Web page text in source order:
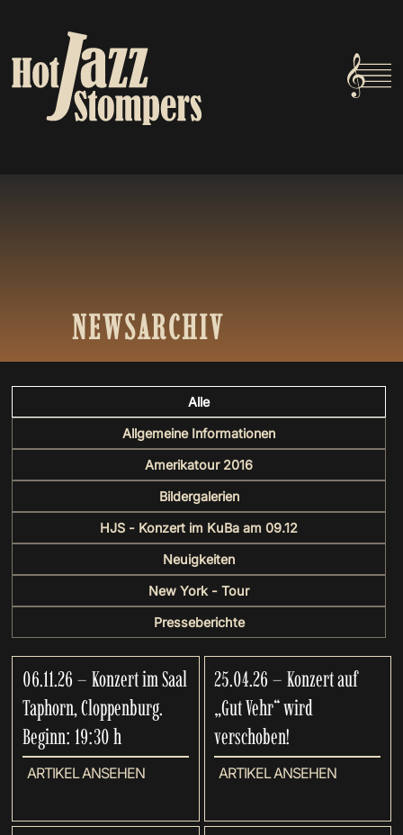
NEWSARCHIV
Allgemeine Informationen
Amerikatour 2016
Bildergalerien
HJS - Konzert im KuBa am 09.12
Neuigkeiten
New York - Tour
Presseberichte
Alle
06.11.26 – Konzert im Saal
Taphorn, Cloppenburg.
Beginn: 19:30 h
ARTIKEL ANSEHEN
25.04.26 – Konzert auf
„Gut Vehr“ wird
verschoben!
ARTIKEL ANSEHEN